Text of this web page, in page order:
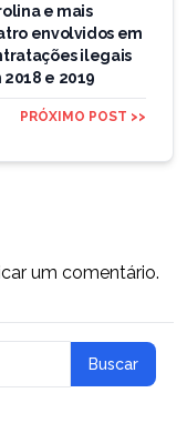
e mais
envolvidos em
ilegais
2018 e 2019
PRÓXIMO POST >>
um comentário.